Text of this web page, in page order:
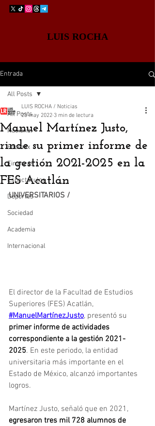
LUIS ROCHA
Entrada
All Posts
Nacional
Edomex
Finanzas
Espectáculos
Deportes
Sociedad
Academia
Internacional
All Posts
Manuel Martínez Justo,
rinde su primer informe de
la gestión 2021-2025 en la
FES Acatlán
LUIS ROCHA / Noticias
23 may 2022 3 min de lectura
UNIVERSITARIOS /
El director de la Facultad de Estudios
Superiores (FES) Acatlán,
#ManuelMartínezJusto, presentó su
primer informe de actividades
correspondiente a la gestión 2021-
2025. En este periodo, la entidad
universitaria más importante en el
Estado de México, alcanzó importantes
logros.
Martínez Justo, señaló que en 2021,
egresaron tres mil 728 alumnos de